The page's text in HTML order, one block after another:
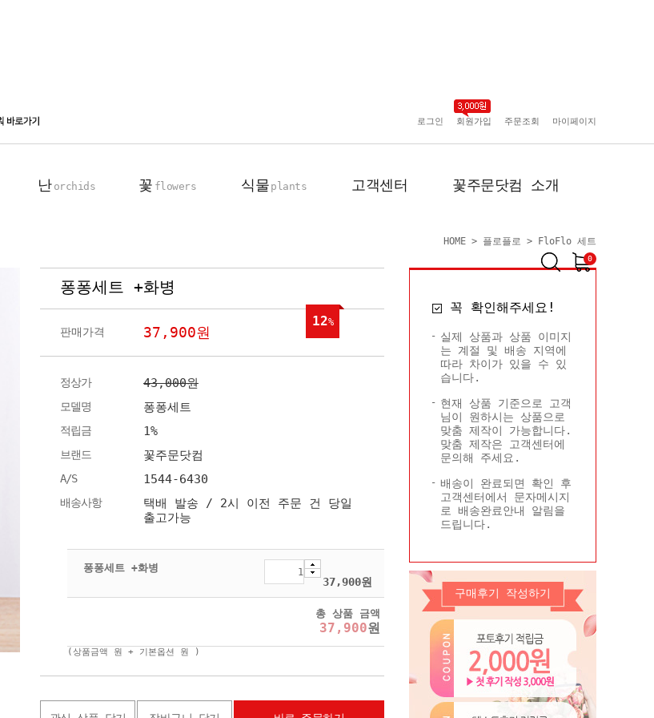
로그인 회원가입 주문조회 마이페이지
난 orchids 꽃 flowers 식물 plants 고객센터 꽃주문닷컴 소개
0
동양란
서양란
꽃다발
꽃바구니
장미100송이
관엽 식물
포토리뷰
회사 연혁
플로플로소개
회원사 현황
콜롬비아현황
HOME > 플로플로 > FloFlo 세트
꼭 확인해주세요!
실제 상품과 상품 이미지
는 계절 및 배송 지역에
따라 차이가 있을 수 있
습니다.
현재 상품 기준으로 고객
님이 원하시는 상품으로
맞춤 제작이 가능합니다.
맞춤 제작은 고객센터에
문의해 주세요.
배송이 완료되면 확인 후
고객센터에서 문자메시지
로 배송완료안내 알림을
드립니다.
구매후기 작성하기
퐁퐁세트 +화병
판매가격 37,900원
12%
정상가 43,000원
모델명 퐁퐁세트
적립금 1%
브랜드 꽃주문닷컴
A/S 1544-6430
배송사항
택배 발송 / 2시 이전 주문 건 당일
출고가능
퐁퐁세트 +화병
37,900원
총 상품 금액
37,900원
(상품금액 원 + 기본옵션 원 )